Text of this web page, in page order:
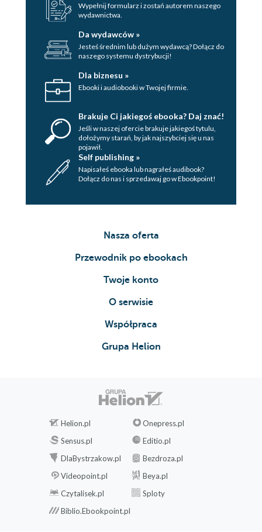
Wypełnij formularz i zostań autorem naszego
wydawnictwa.
Da wydawców »
Jesteś średnim lub dużym wydawcą? Dołącz do
naszego systemu dystrybucji!
Dla biznesu »
Ebooki i audiobooki w Twojej firmie.
Brakuje Ci jakiegoś ebooka? Daj znać!
Jeśli w naszej ofercie brakuje jakiegoś tytulu,
dołożymy starań, by jak najszybciej się u nas
pojawił.
Self publishing »
Napisałeś ebooka lub nagrałeś audibook?
Dołącz do nas i sprzedawaj go w Ebookpoint!
Nasza oferta
Przewodnik po ebookach
Twoje konto
O serwisie
Współpraca
Grupa Helion
Helion.pl
Onepress.pl
Sensus.pl
Editio.pl
DlaBystrzakow.pl
Bezdroza.pl
Videopoint.pl
Beya.pl
Czytalisek.pl
Sploty
Biblio.Ebookpoint.pl